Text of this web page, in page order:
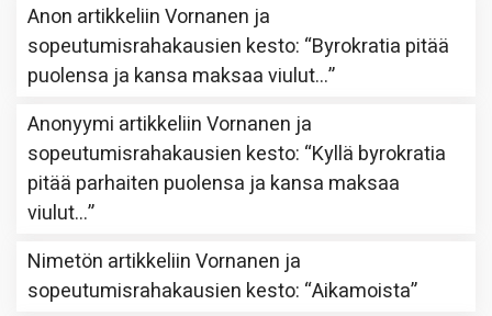
Anon artikkeliinVornanen ja
sopeutumisrahakausien kesto: “Byrokratia pitää
puolensa ja kansa maksaa viulut…”
Anonyymi artikkeliinVornanen ja
sopeutumisrahakausien kesto: “Kyllä byrokratia
pitää parhaiten puolensa ja kansa maksaa
viulut…”
Nimetön artikkeliinVornanen ja
sopeutumisrahakausien kesto: “Aikamoista”